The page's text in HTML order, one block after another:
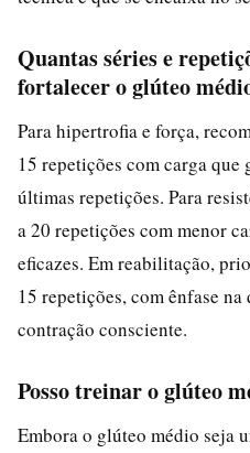
Quantas séries e
fortalecer o glúteo
Para hipertrofia e força,
15 repetições com carga que
últimas repetições. Para
a 20 repetições com menor
eficazes. Em reabilitação,
15 repetições, com ênfase
contração consciente.
Posso treinar o glúteo
Embora o glúteo médio seja